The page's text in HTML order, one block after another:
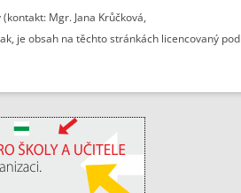
Mgr. Jana Krůčková,
je obsah na těchto stránkách licencovaný pod